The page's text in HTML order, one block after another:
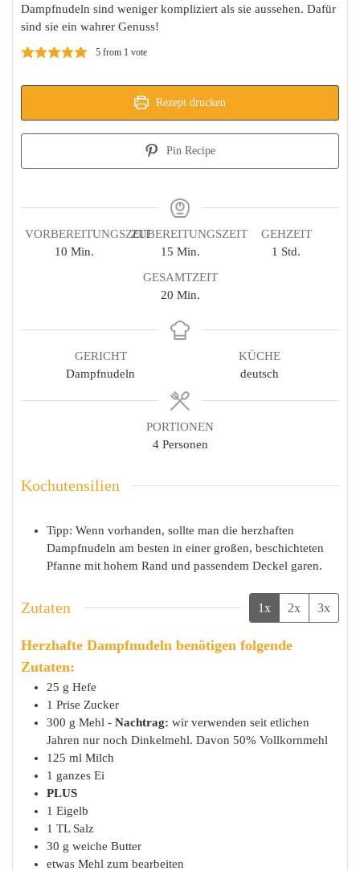
Dampfnudeln sind weniger kompliziert als sie aussehen. Dafür
sind sie ein wahrer Genuss!
5from 1 vote
Rezept drucken
Pin Recipe
VORBEREITUNGSZEIT
10Minuten
Min.
ZUBEREITUNGSZEIT
15Minuten
Min.
GEHZEIT
1 Stunde
Std.
GESAMTZEIT
20Minuten
Min.
GERICHT
Dampfnudeln
KÜCHE
deutsch
PORTIONEN
4 Personen
Kochutensilien
Tipp: Wenn vorhanden, sollte man die herzhaften
Dampfnudeln am besten in einer großen, beschichteten
Pfanne mit hohem Rand und passendem Deckel garen.
Zutaten 1x 2x 3x
Herzhafte Dampfnudeln benötigen folgende
Zutaten:
25 g Hefe
1 Prise Zucker
300 g Mehl - Nachtrag: wir verwenden seit etlichen
Jahren nur noch Dinkelmehl. Davon 50% Vollkornmehl
125 ml Milch
1 ganzes Ei
PLUS
1 Eigelb
1 TL Salz
30 g weiche Butter
etwas Mehl zum bearbeiten